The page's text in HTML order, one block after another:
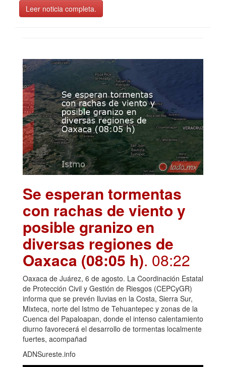
Leer noticia completa.
Se esperan tormentas
con rachas de viento y
posible granizo en
diversas regiones de
Oaxaca (08:05 h). 08:22
Oaxaca de Juárez, 6 de agosto. La Coordinación Estatal
de Protección Civil y Gestión de Riesgos (CEPCyGR)
informa que se prevén lluvias en la Costa, Sierra Sur,
Mixteca, norte del Istmo de Tehuantepec y zonas de la
Cuenca del Papaloapan, donde el intenso calentamiento
diurno favorecerá el desarrollo de tormentas localmente
fuertes, acompañad
ADNSureste.info